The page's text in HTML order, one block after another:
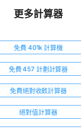
更多計算器
免費 401k 計算機
免費 457 計劃計算器
免費絕對收斂計算器
絕對值計算器